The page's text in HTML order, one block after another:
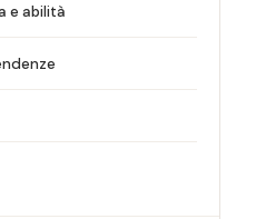
e abilità